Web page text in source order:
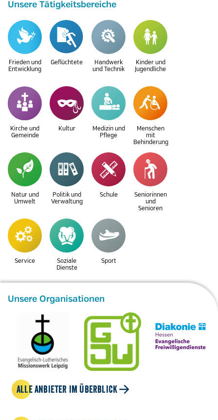
Unsere Tätigkeitsbereiche
Frieden und
Entwicklung
Geflüchtete
Handwerk
und Technik
Kinder und
Jugendliche
Kirche und
Gemeinde
Kultur
Medizin und
Pflege
Menschen
mit
Behinderung
Natur und
Umwelt
Politik und
Verwaltung
Schule
Seniorinnen
und
Senioren
Service
Soziale
Dienste
Sport
Unsere Organisationen
ALLE ANBIETER IM ÜBERBLICK